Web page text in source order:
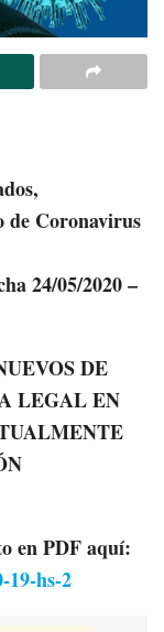
de Coronavirus
24/05/2020 –
DE
LEGAL EN
en PDF aquí:
19-hs-2